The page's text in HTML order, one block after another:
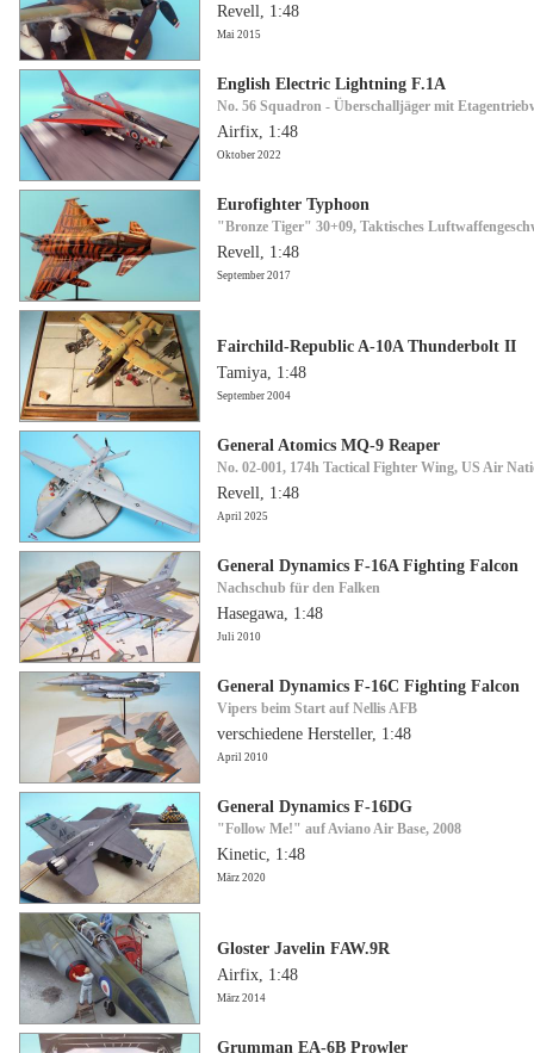
Revell, 1:48
Mai 2015
English Electric Lightning F.1A
No. 56 Squadron - Überschalljäger mit
Airfix, 1:48
Oktober 2022
Eurofighter Typhoon
"Bronze Tiger" 30+09, Taktisches
Revell, 1:48
September 2017
Fairchild-Republic A-10A Thunderbolt II
Tamiya, 1:48
September 2004
General Atomics MQ-9 Reaper
No. 02-001, 174h Tactical Fighter Wing, US Air
Revell, 1:48
April 2025
General Dynamics F-16A Fighting Falcon
Nachschub für den Falken
Hasegawa, 1:48
Juli 2010
General Dynamics F-16C Fighting Falcon
Vipers beim Start auf Nellis AFB
verschiedene Hersteller, 1:48
April 2010
General Dynamics F-16DG
"Follow Me!" auf Aviano Air Base, 2008
Kinetic, 1:48
März 2020
Gloster Javelin FAW.9R
Airfix, 1:48
März 2014
Grumman EA-6B Prowler